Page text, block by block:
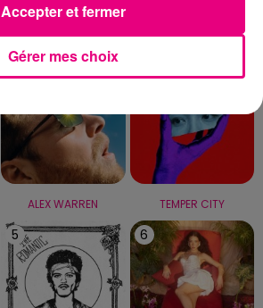
2
ALEX WARREN
3
TEMPER CITY
5 6
Gérer mes choix
Accepter et fermer